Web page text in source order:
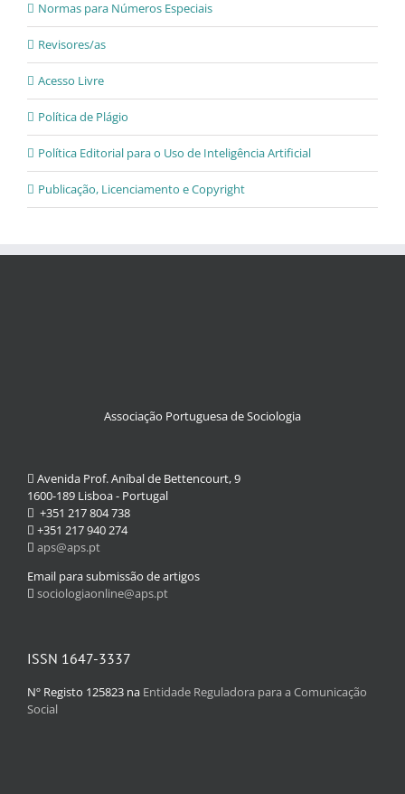
Normas para Números Especiais
Revisores/as
Acesso Livre
Política de Plágio
Política Editorial para o Uso de Inteligência Artificial
Publicação, Licenciamento e Copyright
Associação Portuguesa de Sociologia
Avenida Prof. Aníbal de Bettencourt, 9
1600-189 Lisboa - Portugal
+351 217 804 738
+351 217 940 274
aps@aps.pt
Email para submissão de artigos
sociologiaonline@aps.pt
ISSN 1647-3337
Nº Registo 125823 na Entidade Reguladora para a Comunicação
Social